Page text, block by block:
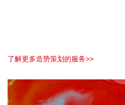
了解更多造势策划的服务>>